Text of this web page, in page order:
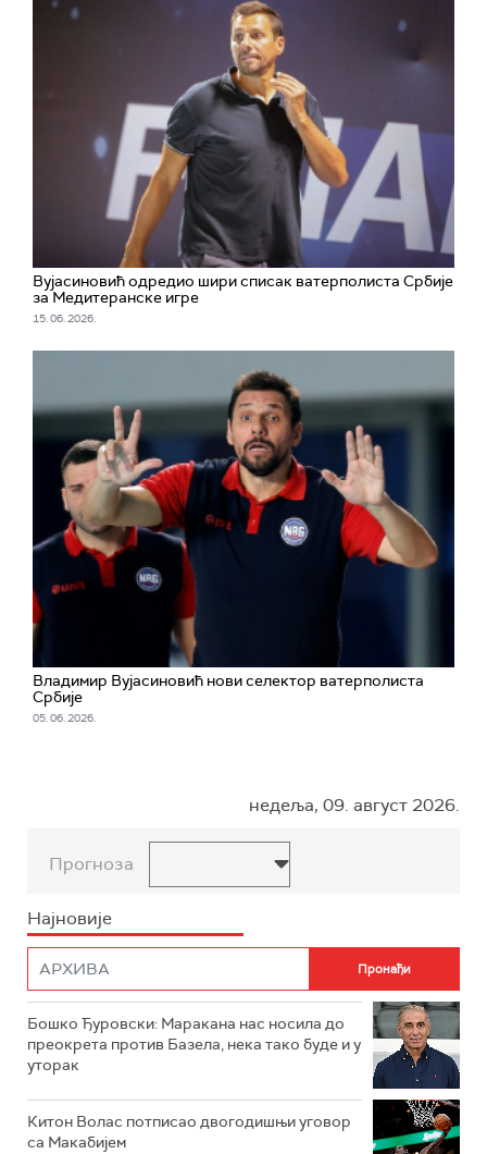
Вујасиновић одредио шири списак ватерполиста Србије
за Медитеранске игре
15. 06. 2026.
Владимир Вујасиновић нови селектор ватерполиста
Србије
05. 06. 2026.
недеља, 09. август 2026.
Прогноза
Најновије
Бошко Ђуровски: Маракана нас носила до
преокрета против Базела, нека тако буде и у
уторак
Китон Волас потписао двогодишњи уговор
са Макабијем